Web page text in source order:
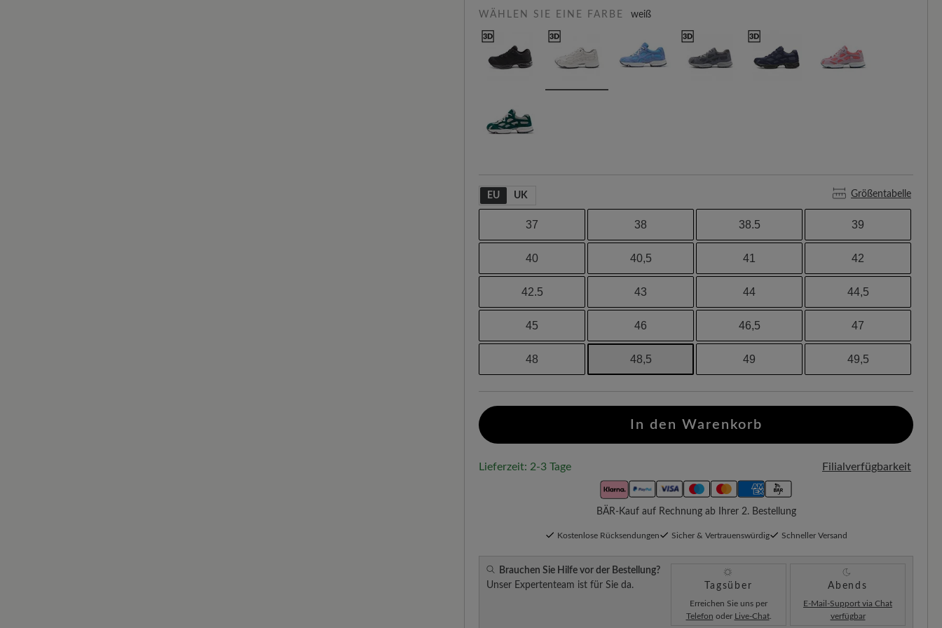
WÄHLEN SIE EINE FARBE weiß
EU UK Größentabelle
37 38 38.5 39
40 40,5 41 42
42.5 43 44 44,5
45 46 46,5 47
48 48,5 49 49,5
In den Warenkorb
Lieferzeit: 2-3 Tage Filialverfügbarkeit
BÄR-Kauf auf Rechnung ab Ihrer 2. Bestellung
Kostenlose Rücksendungen Sicher & Vertrauenswürdig Schneller Versand
Brauchen Sie Hilfe vor der Bestellung?
Unser Expertenteam ist für Sie da.
Tagsüber
Erreichen Sie uns per
Telefon oder Live-Chat.
Abends
E-Mail-Support via Chat
verfügbar